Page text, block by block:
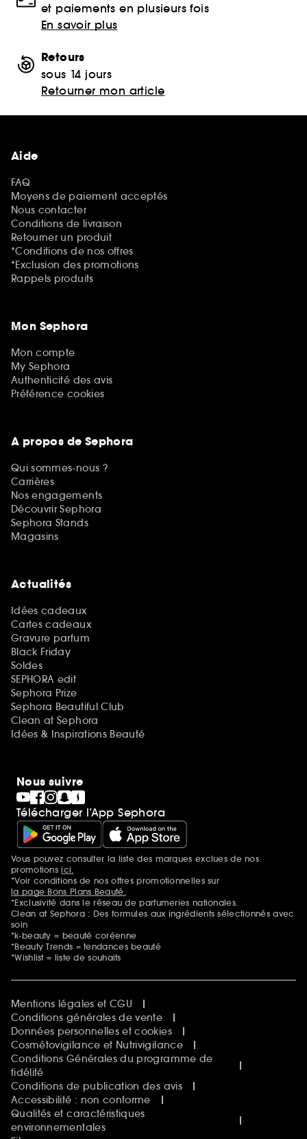
et paiements en plusieurs fois
En savoir plus
Retours
sous 14 jours
Retourner mon article
Aide
FAQ
Moyens de paiement acceptés
Nous contacter
Conditions de livraison
Retourner un produit
*Conditions de nos offres
*Exclusion des promotions
Rappels produits
Mon Sephora
Mon compte
My Sephora
Authenticité des avis
Préférence cookies
A propos de Sephora
Qui sommes-nous ?
Carrières
Nos engagements
Découvrir Sephora
Sephora Stands
Magasins
Actualités
Idées cadeaux
Cartes cadeaux
Gravure parfum
Black Friday
Soldes
SEPHORA edit
Sephora Prize
Sephora Beautiful Club
Clean at Sephora
Idées & Inspirations Beauté
Nous suivre
Télécharger l’App Sephora
Mentions additionnelles
Vous pouvez consulter la liste des marques exclues de nos
promotionsici.
*Voir conditions de nos offres promotionnelles sur
la page Bons Plans Beauté.
*Exclusivité dans le réseau de parfumeries nationales.
Clean at Sephora : Des formules aux ingrédients sélectionnés avec
soin
*k-beauty = beauté coréenne
*Beauty Trends = tendances beauté
*Wishlist = liste de souhaits
Mentions légales et CGU
Conditions générales de vente
Données personnelles et cookies
Cosmétovigilance et Nutrivigilance
Conditions Générales du programme de
fidélité
Conditions de publication des avis
Accessibilité : non conforme
Qualités et caractéristiques
environnementales